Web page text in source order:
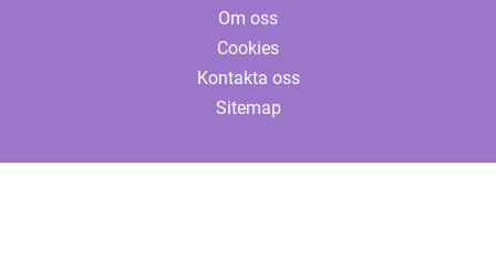
Om oss
Cookies
Kontakta oss
Sitemap